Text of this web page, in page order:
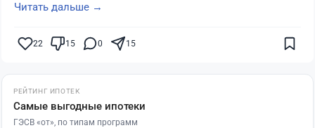
Читать дальше →
22 15 0 15
РЕЙТИНГ ИПОТЕК
Самые выгодные ипотеки
ГЭСВ «от», по типам программ